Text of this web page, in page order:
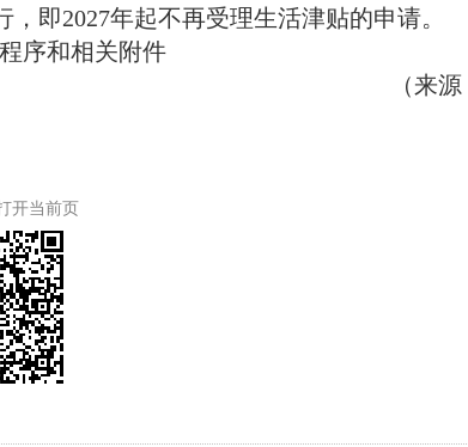
即2027年起不再受理生活津贴的申请。
序和相关附件
（来源：
开当前页